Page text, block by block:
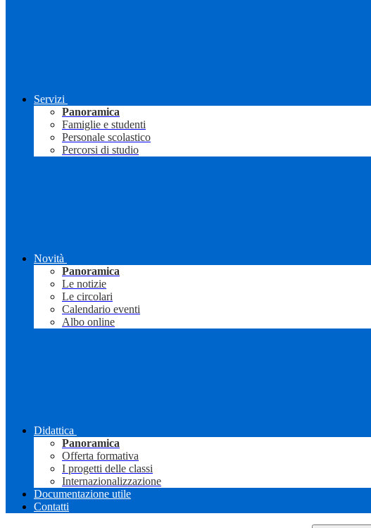
Servizi
Panoramica
Famiglie e studenti
Personale scolastico
Percorsi di studio
Novità
Panoramica
Le notizie
Le circolari
Calendario eventi
Albo online
Didattica
Panoramica
Offerta formativa
I progetti delle classi
Internazionalizzazione
Documentazione utile
Contatti